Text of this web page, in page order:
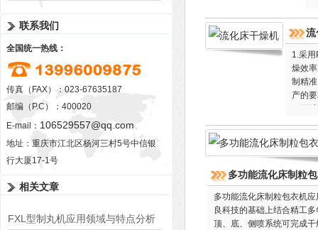
联系我们
全国统一热线：
传真（FAX）：023-67635187
邮编（P.C）：400020
E-mail： 106529557@qq.com
地址：重庆市江北区杨河三村5号中信银
行大厦17-1号
相关文章
FXL型制丸机应用领域与特点分析
1.采
燥效
制精
产的
多功能流化床制粒
多功能流化床制粒包衣机
良科技的基础上结合精工
顶、底、侧喷系统可完成